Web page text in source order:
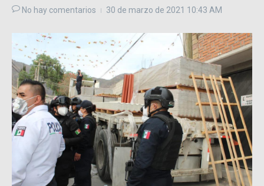
No hay comentarios 30 de marzo de 2021 10:43 AM